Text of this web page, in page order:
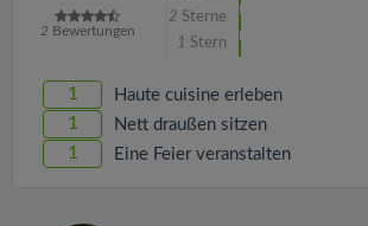
2 Bewertungen
2 Sterne
1 Stern
1 Haute cuisine erleben
1 Nett draußen sitzen
1 Eine Feier veranstalten
a
i